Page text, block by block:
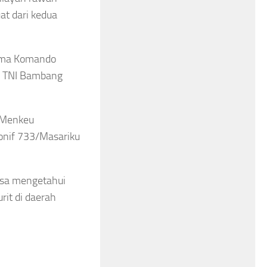
dari kedua
Komando
Bambang
733/Masariku
mengetahui
di daerah